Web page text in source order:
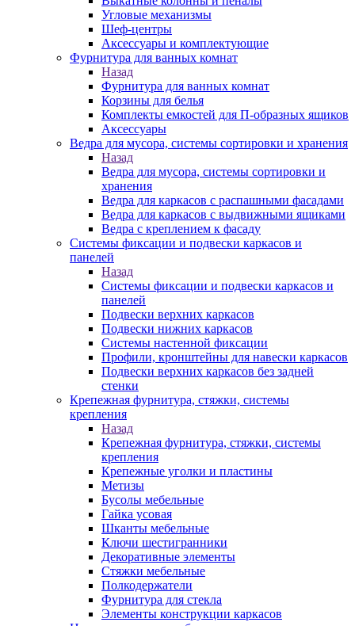
Угловые механизмы
Шеф-центры
Аксессуары и комплектующие
Фурнитура для ванных комнат
Назад
Фурнитура для ванных комнат
Корзины для белья
Комплекты емкостей для П-образных ящиков
Аксессуары
Ведра для мусора, системы сортировки и хранения
Назад
Ведра для мусора, системы сортировки и
хранения
Ведра для каркасов с распашными фасадами
Ведра для каркасов с выдвижными ящиками
Ведра с креплением к фасаду
Системы фиксации и подвески каркасов и
панелей
Назад
Системы фиксации и подвески каркасов и
панелей
Подвески верхних каркасов
Подвески нижних каркасов
Системы настенной фиксации
Профили, кронштейны для навески каркасов
Подвески верхних каркасов без задней
стенки
Крепежная фурнитура, стяжки, системы
крепления
Назад
Крепежная фурнитура, стяжки, системы
крепления
Крепежные уголки и пластины
Метизы
Бусолы мебельные
Гайка усовая
Шканты мебельные
Ключи шестигранники
Декоративные элементы
Стяжки мебельные
Полкодержатели
Фурнитура для стекла
Элементы конструкции каркасов